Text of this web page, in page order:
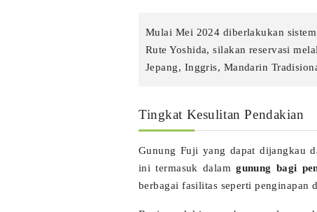
Mulai Mei 2024 diberlakukan
Rute Yoshida, silakan reservasi
Jepang, Inggris, Mandarin
Tingkat Kesulitan Pendakian
Gunung Fuji yang dapat dijangkau
ini termasuk dalamgunung bagi
berbagai fasilitas seperti penginapan